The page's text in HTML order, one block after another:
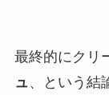
最終的にクリ
ュ 、という結